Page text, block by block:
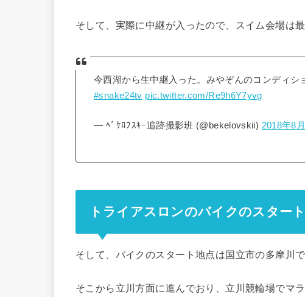
そして、実際に中継が入ったので、スイム会場は
今西湖から生中継入った。みやぞんのコンディシ
#snake24tv pic.twitter.com/Re9h6Y7yvg
— ﾍﾞｹﾛﾌｽｷｰ追跡撮影班 (@bekelovskii) 2018年8
トライアスロンのバイクのスター
そして、バイクのスタート地点は国立市の多摩川で
そこから立川方面に進んでおり、立川競輪場でマ